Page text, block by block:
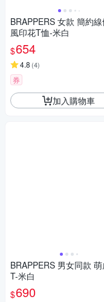
BRAPPERS 女款 簡約
風印花T恤-米白
$654
4.8 (4)
券
加入購物車
BRAPPERS 男女同款
T-米白
$690